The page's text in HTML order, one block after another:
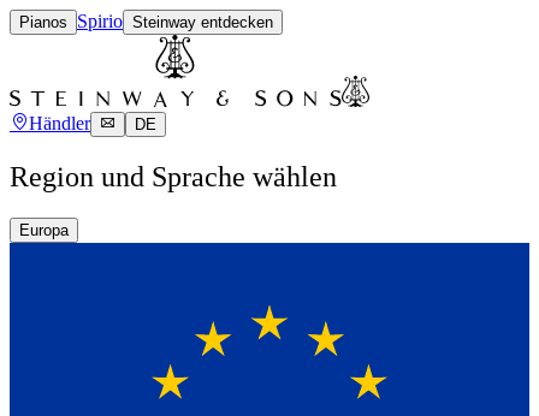
Pianos Spirio Steinway entdecken
Händler DE
Region und Sprache wählen
Europa